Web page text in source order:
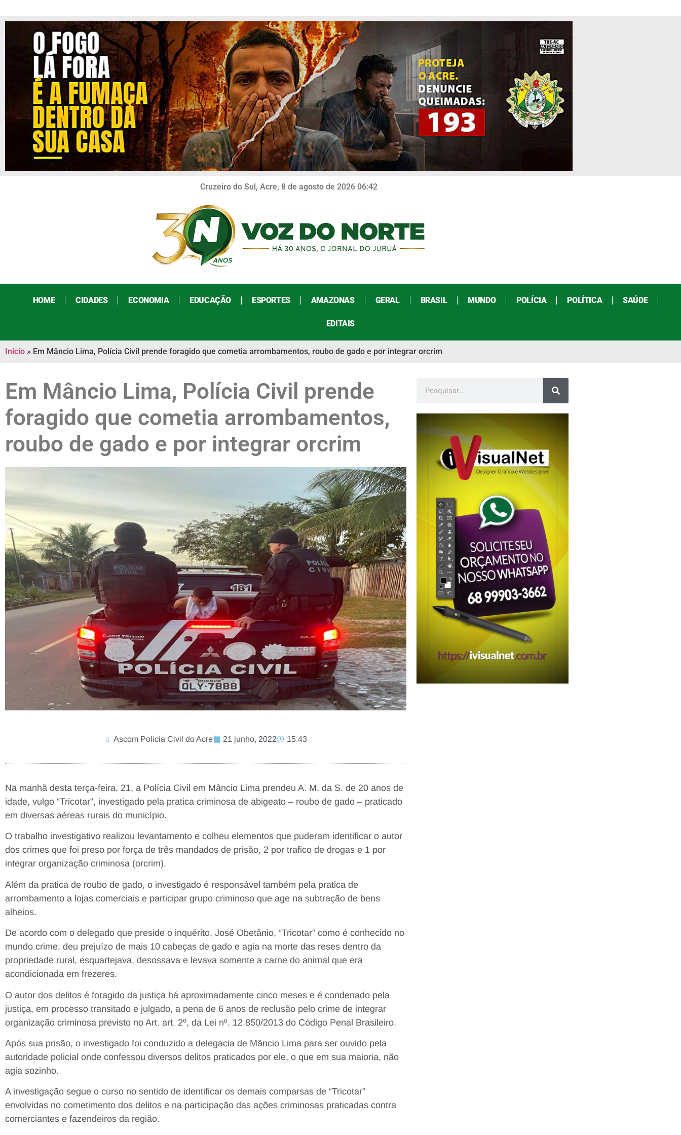
Cruzeiro do Sul, Acre, 8 de agosto de 2026 06:42
HOME CIDADES ECONOMIA EDUCAÇÃO ESPORTES AMAZONAS GERAL BRASIL MUNDO POLÍCIA POLÍTICA SAÚDE
EDITAIS
Início » Em Mâncio Lima, Polícia Civil prende foragido que cometia arrombamentos, roubo de gado e por integrar orcrim
Em Mâncio Lima, Polícia Civil prende
foragido que cometia arrombamentos,
roubo de gado e por integrar orcrim
Ascom Polícia Civil do Acre 21 junho, 2022 15:43
Na manhã desta terça-feira, 21, a Polícia Civil em Mâncio Lima prendeu A. M. da S. de 20 anos de
idade, vulgo “Tricotar”, investigado pela pratica criminosa de abigeato – roubo de gado – praticado
em diversas aéreas rurais do município.
O trabalho investigativo realizou levantamento e colheu elementos que puderam identificar o autor
dos crimes que foi preso por força de três mandados de prisão, 2 por trafico de drogas e 1 por
integrar organização criminosa (orcrim).
Além da pratica de roubo de gado, o investigado é responsável também pela pratica de
arrombamento a lojas comerciais e participar grupo criminoso que age na subtração de bens
alheios.
De acordo com o delegado que preside o inquérito, José Obetânio, “Tricotar” como é conhecido no
mundo crime, deu prejuízo de mais 10 cabeças de gado e agia na morte das reses dentro da
propriedade rural, esquartejava, desossava e levava somente a carne do animal que era
acondicionada em frezeres.
O autor dos delitos é foragido da justiça há aproximadamente cinco meses e é condenado pela
justiça, em processo transitado e julgado, a pena de 6 anos de reclusão pelo crime de integrar
organização criminosa previsto no Art. art. 2º, da Lei nº. 12.850/2013 do Código Penal Brasileiro.
Após sua prisão, o investigado foi conduzido a delegacia de Mâncio Lima para ser ouvido pela
autoridade policial onde confessou diversos delitos praticados por ele, o que em sua maioria, não
agia sozinho.
A investigação segue o curso no sentido de identificar os demais comparsas de “Tricotar”
envolvidas no cometimento dos delitos e na participação das ações criminosas praticadas contra
comerciantes e fazendeiros da região.